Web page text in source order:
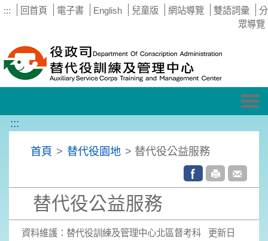
::: 回首頁 電子書 English 兒童版 網站導覽 雙語詞彙
分
眾導覽
:::
首頁 > 替代役園地 > 替代役公益服務
替代役公益服務
資料維護：替代役訓練及管理中心北區督考科 更新日